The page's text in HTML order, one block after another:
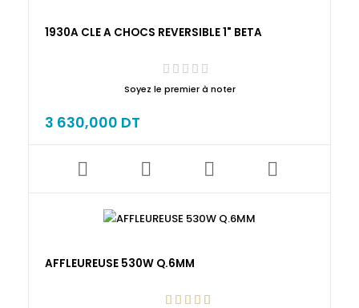
1930A CLE A CHOCS REVERSIBLE 1" BETA
Soyez le premier à noter
3 630,000 DT
AFFLEUREUSE 530W Q.6MM